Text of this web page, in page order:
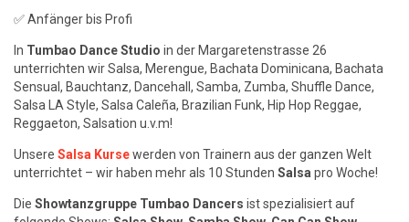
✅ Anfänger bis Profi
In Tumbao Dance Studio in der Margaretenstrasse 26
unterrichten wir Salsa, Merengue, Bachata Dominicana, Bachata
Sensual, Bauchtanz, Dancehall, Samba, Zumba, Shuffle Dance,
Salsa LA Style, Salsa Caleña, Brazilian Funk, Hip Hop Reggae,
Reggaeton, Salsation u.v.m!
Unsere Salsa Kursewerden von Trainern aus der ganzen Welt
unterrichtet – wir haben mehr als 10 Stunden Salsa pro Woche!
Die Showtanzgruppe Tumbao Dancers ist spezialisiert auf